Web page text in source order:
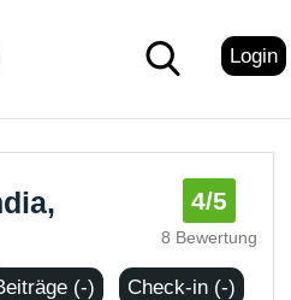
Login
4/5
8 Bewertung
(-) Check-in (-)